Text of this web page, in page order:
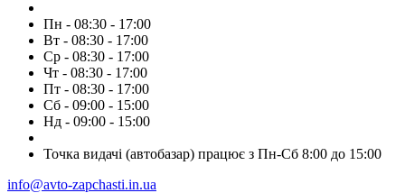
Пн - 08:30 - 17:00
Вт - 08:30 - 17:00
Ср - 08:30 - 17:00
Чт - 08:30 - 17:00
Пт - 08:30 - 17:00
Сб - 09:00 - 15:00
Нд - 09:00 - 15:00
Точка видачі (автобазар) працює з Пн-Сб 8:00 до 15:00
info@avto-zapchasti.in.ua